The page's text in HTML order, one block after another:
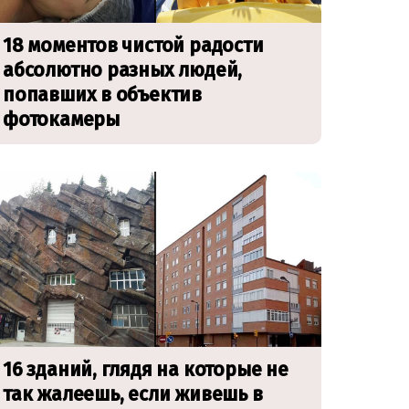
18 моментов чистой радости
абсолютно разных людей,
попавших в объектив
фотокамеры
16 зданий, глядя на которые не
так жалеешь, если живешь в